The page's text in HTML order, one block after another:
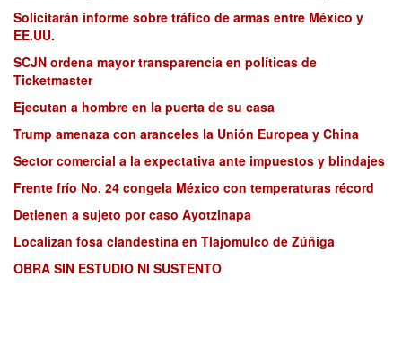
Solicitarán informe sobre tráfico de armas entre México y
EE.UU.
SCJN ordena mayor transparencia en políticas de
Ticketmaster
Ejecutan a hombre en la puerta de su casa
Trump amenaza con aranceles la Unión Europea y China
Sector comercial a la expectativa ante impuestos y blindajes
Frente frío No. 24 congela México con temperaturas récord
Detienen a sujeto por caso Ayotzinapa
Localizan fosa clandestina en Tlajomulco de Zúñiga
OBRA SIN ESTUDIO NI SUSTENTO